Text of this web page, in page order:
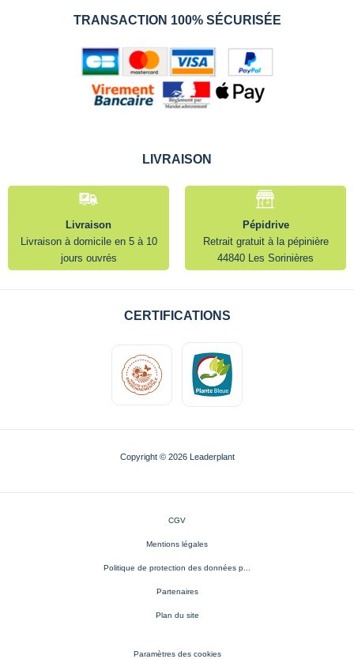
TRANSACTION 100% SÉCURISÉE
LIVRAISON
Livraison
Livraison à domicile en 5 à 10
jours ouvrés
Pépidrive
Retrait gratuit à la pépinière
44840 Les Sorinières
CERTIFICATIONS
Copyright © 2026 Leaderplant
CGV
Mentions légales
Politique de protection des données p...
Partenaires
Plan du site
Paramètres des cookies